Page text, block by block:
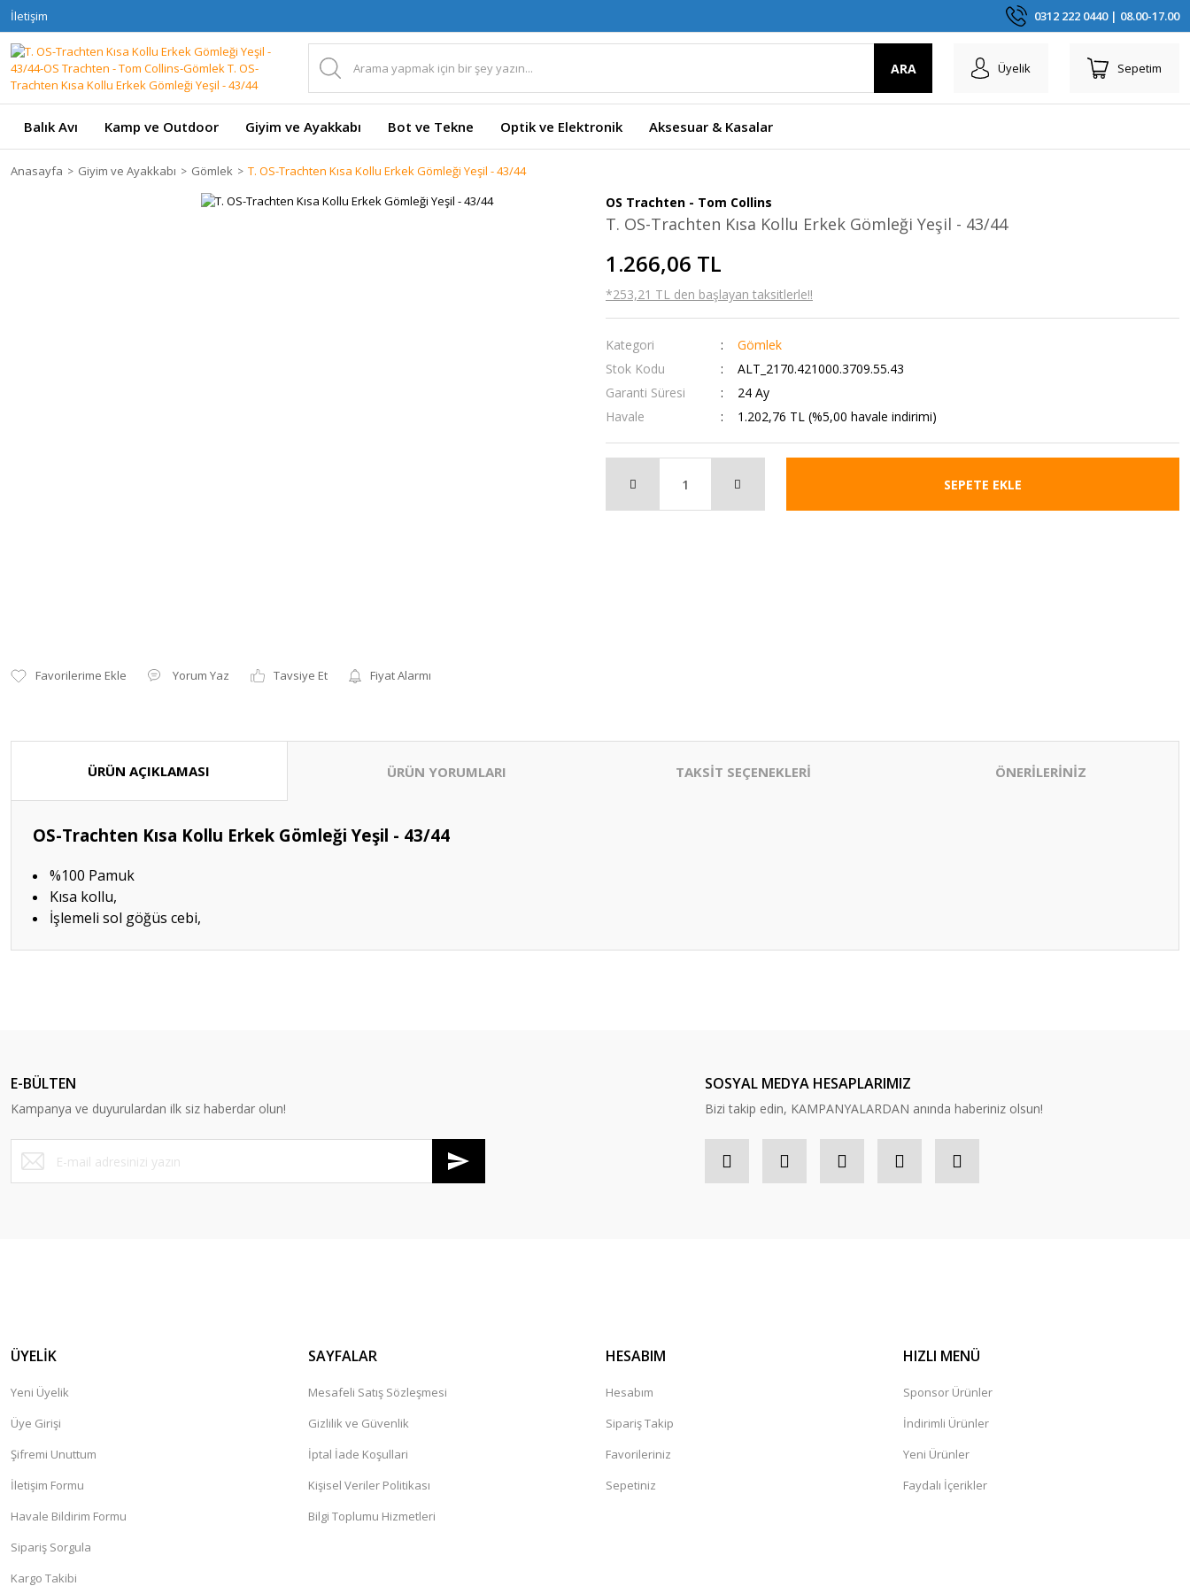
İletişim 0312 222 0440 | 08.00-17.00
ARA Üyelik Sepetim
Balık Avı Kamp ve Outdoor Giyim ve Ayakkabı Bot ve Tekne Optik ve Elektronik Aksesuar & Kasalar
Anasayfa Giyim ve Ayakkabı Gömlek T. OS-Trachten Kısa Kollu Erkek Gömleği Yeşil - 43/44
Yorum Yaz Tavsiye Et Fiyat Alarmı
OS Trachten - Tom Collins
T. OS-Trachten Kısa Kollu Erkek Gömleği Yeşil - 43/44
1.266,06 TL
*253,21 TL den başlayan taksitlerle!!
Kategori
Gömlek
Stok Kodu
ALT_2170.421000.3709.55.43
Garanti Süresi
24 Ay
Havale
1.202,76 TL (%5,00 havale indirimi)
SEPETE EKLE
ÜRÜN AÇIKLAMASI ÜRÜN YORUMLARI TAKSİT SEÇENEKLERİ ÖNERİLERİNİZ
OS-Trachten Kısa Kollu Erkek Gömleği Yeşil - 43/44
%100 Pamuk
Kısa kollu,
İşlemeli sol göğüs cebi,
Ürün bilgilerinde hatalar bulunuyor.
Ürün fiyatı diğer sitelerden daha pahalı.
Bu ürüne benzer farklı alternatifler olmalı.
E-BÜLTEN
Kampanya ve duyurulardan ilk siz haberdar olun!
SOSYAL MEDYA HESAPLARIMIZ
Bizi takip edin, KAMPANYALARDAN anında haberiniz olsun!
ÜYELİK
Yeni Üyelik
Üye Girişi
Şifremi Unuttum
İletişim Formu
Havale Bildirim Formu
Sipariş Sorgula
Kargo Takibi
SAYFALAR
Mesafeli Satış Sözleşmesi
Gizlilik ve Güvenlik
İptal İade Koşullari
Kişisel Veriler Politikası
Bilgi Toplumu Hizmetleri
HESABIM
Hesabım
Sipariş Takip
Favorileriniz
Sepetiniz
HIZLI MENÜ
Sponsor Ürünler
İndirimli Ürünler
Yeni Ürünler
Faydalı İçerikler